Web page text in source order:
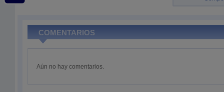
COMENTARIOS
Aún no hay comentarios.